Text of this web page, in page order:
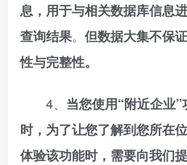
息，用于与相关数据库信息
查询结果。 但数据大集不保
性与完整性。
4、 当您使用“附近企业
时，为了让您了解到您所在
体验该功能时，需要向我们